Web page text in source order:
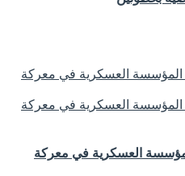
العسكرية في معركة